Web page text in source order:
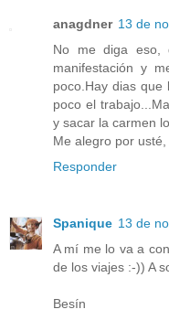
anagdner 13 de
No me diga eso,
manifestación y
poco.Hay dias
poco el
y sacar la carmen
Me alegro por
Responder
Spanique 13 de
A mí me lo va a
de los viajes :-)) A
Besín